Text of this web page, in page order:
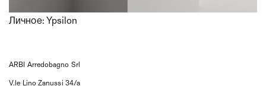
Личное: Ypsilon
ARBI Arredobagno Srl
V.le Lino Zanussi 34/a